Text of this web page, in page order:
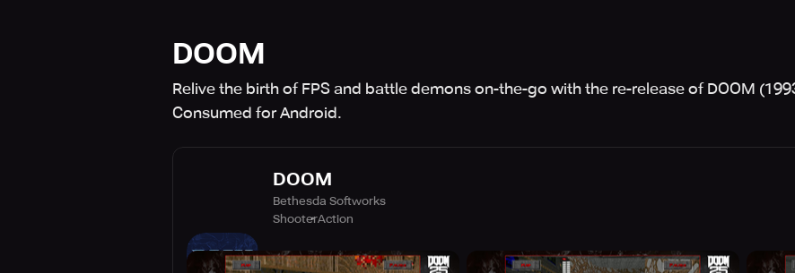
DOOM
Relive the birth of FPS and battle demons on-the-go with the re-release of DOOM
Consumed for Android.
DOOM
Bethesda Softworks
ShooterAction